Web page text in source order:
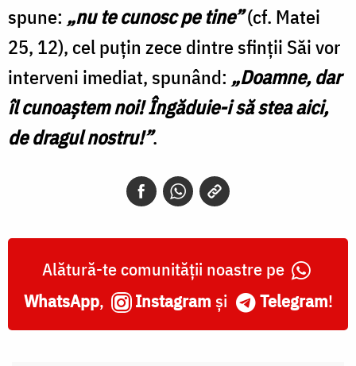
spune: „nu te cunosc pe tine”(cf. Matei
25, 12), cel puţin zece dintre sfinţii Săi vor
interveni imediat, spunând: „Doamne, dar
îl cunoaştem noi! Îngăduie-i să stea aici,
de dragul nostru!”.
Alătură-te comunității noastre pe
WhatsApp, Instagram și Telegram!